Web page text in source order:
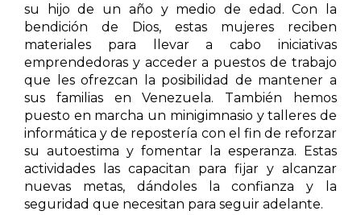
su hijo de un año y medio de edad. Con la
bendición de Dios, estas mujeres reciben
materiales para llevar a cabo iniciativas
emprendedoras y acceder a puestos de trabajo
que les ofrezcan la posibilidad de mantener a
sus familias en Venezuela. También hemos
puesto en marcha un minigimnasio y talleres de
informática y de repostería con el fin de reforzar
su autoestima y fomentar la esperanza. Estas
actividades las capacitan para fijar y alcanzar
nuevas metas, dándoles la confianza y la
seguridad que necesitan para seguir adelante.